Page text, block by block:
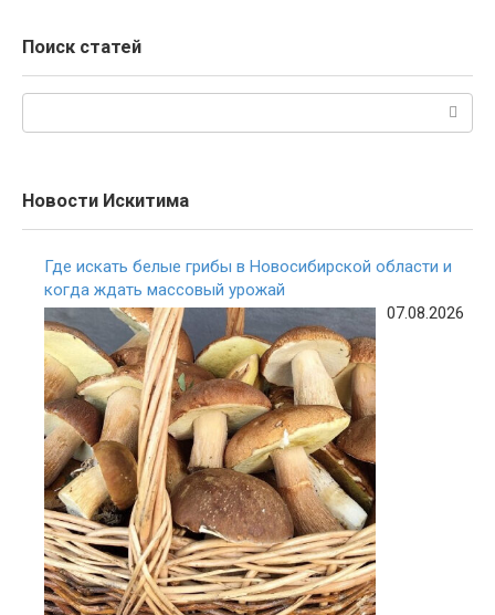
Поиск статей
Новости Искитима
Где искать белые грибы в Новосибирской области и
когда ждать массовый урожай
07.08.2026